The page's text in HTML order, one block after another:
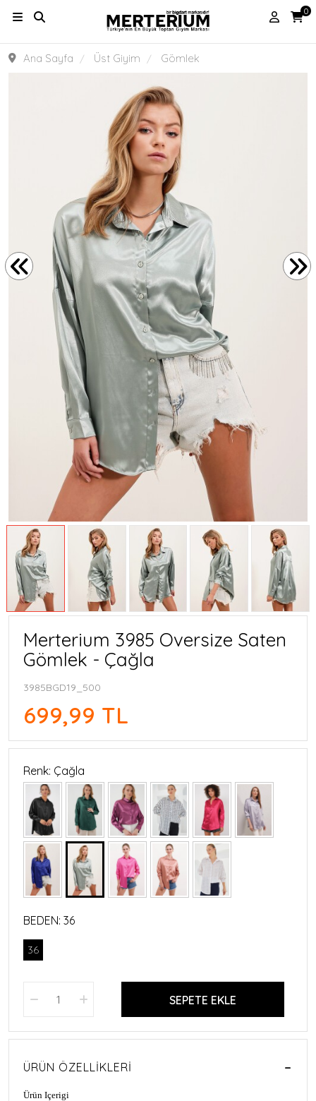
0
Ana Sayfa Üst Giyim Gömlek
Merterium 3985 Oversize Saten
Gömlek - Çağla
3985BGD19_500
699,99 TL
Renk: Çağla
BEDEN: 36
36
SEPETE EKLE
ÜRÜN ÖZELLIKLERI
Ürün Içerigi